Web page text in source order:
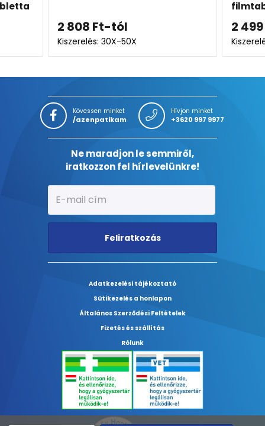
2 499Ft 3 571
Kiszerelés: 60X
2
Kövessen minket
/azenpatikam
Hívjon minket
+3620 997 9977
Ne maradjon le semmiről,
iratkozzon fel hírlevelünkre!
Feliratkozás
Adatkezelési tájékoztató
Sütikezelés a honlapon
Általános Szerződési Feltételek
Fizetés és szállítás
Rólunk